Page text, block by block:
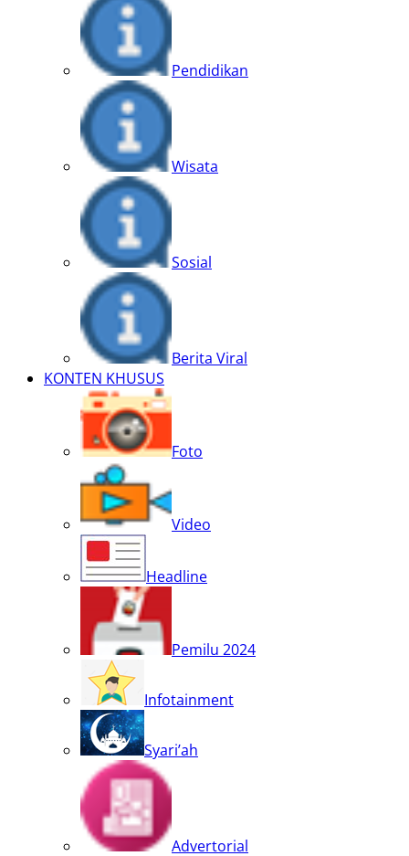
Pendidikan
Wisata
Sosial
Berita Viral
KONTEN KHUSUS
Foto
Video
Headline
Pemilu 2024
Infotainment
Syari’ah
Advertorial